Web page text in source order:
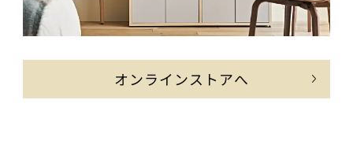
オンラインストアへ